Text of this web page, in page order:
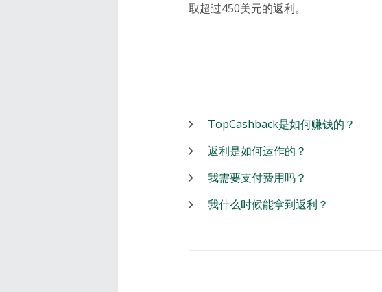
取超过450美元的返利。
TopCashback是如何赚钱的？
返利是如何运作的？
我需要支付费用吗？
我什么时候能拿到返利？